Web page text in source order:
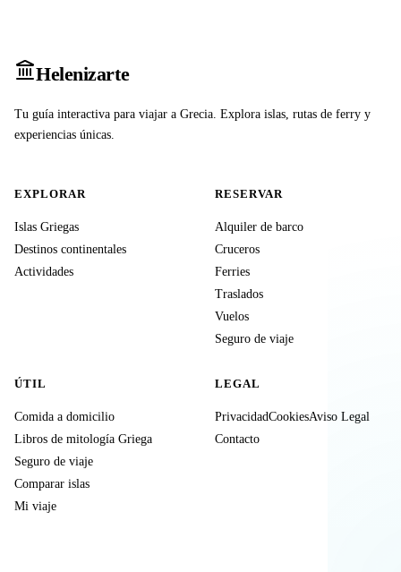
Helenizarte
Tu guía interactiva para viajar a Grecia. Explora islas, rutas de ferry y
experiencias únicas.
EXPLORAR
Islas Griegas
Destinos continentales
Actividades
RESERVAR
Alquiler de barco
Cruceros
Ferries
Traslados
Vuelos
Seguro de viaje
ÚTIL
Comida a domicilio
Libros de mitología Griega
Seguro de viaje
Comparar islas
Mi viaje
LEGAL
PrivacidadCookiesAviso Legal
Contacto